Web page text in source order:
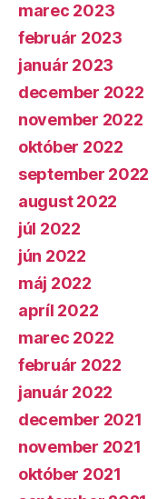
marec 2023
február 2023
január 2023
december 2022
november 2022
október 2022
september 2022
august 2022
júl 2022
jún 2022
máj 2022
apríl 2022
marec 2022
február 2022
január 2022
december 2021
november 2021
október 2021